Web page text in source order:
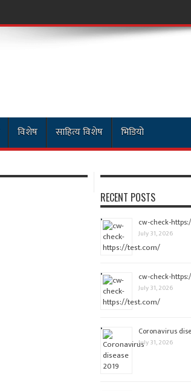
विशेष साहित्य विशेष भिडियो
RECENT POSTS
cw-check-
July 31, 2026
cw-check-
July 31, 2026
Coronavirus
July 31, 2026